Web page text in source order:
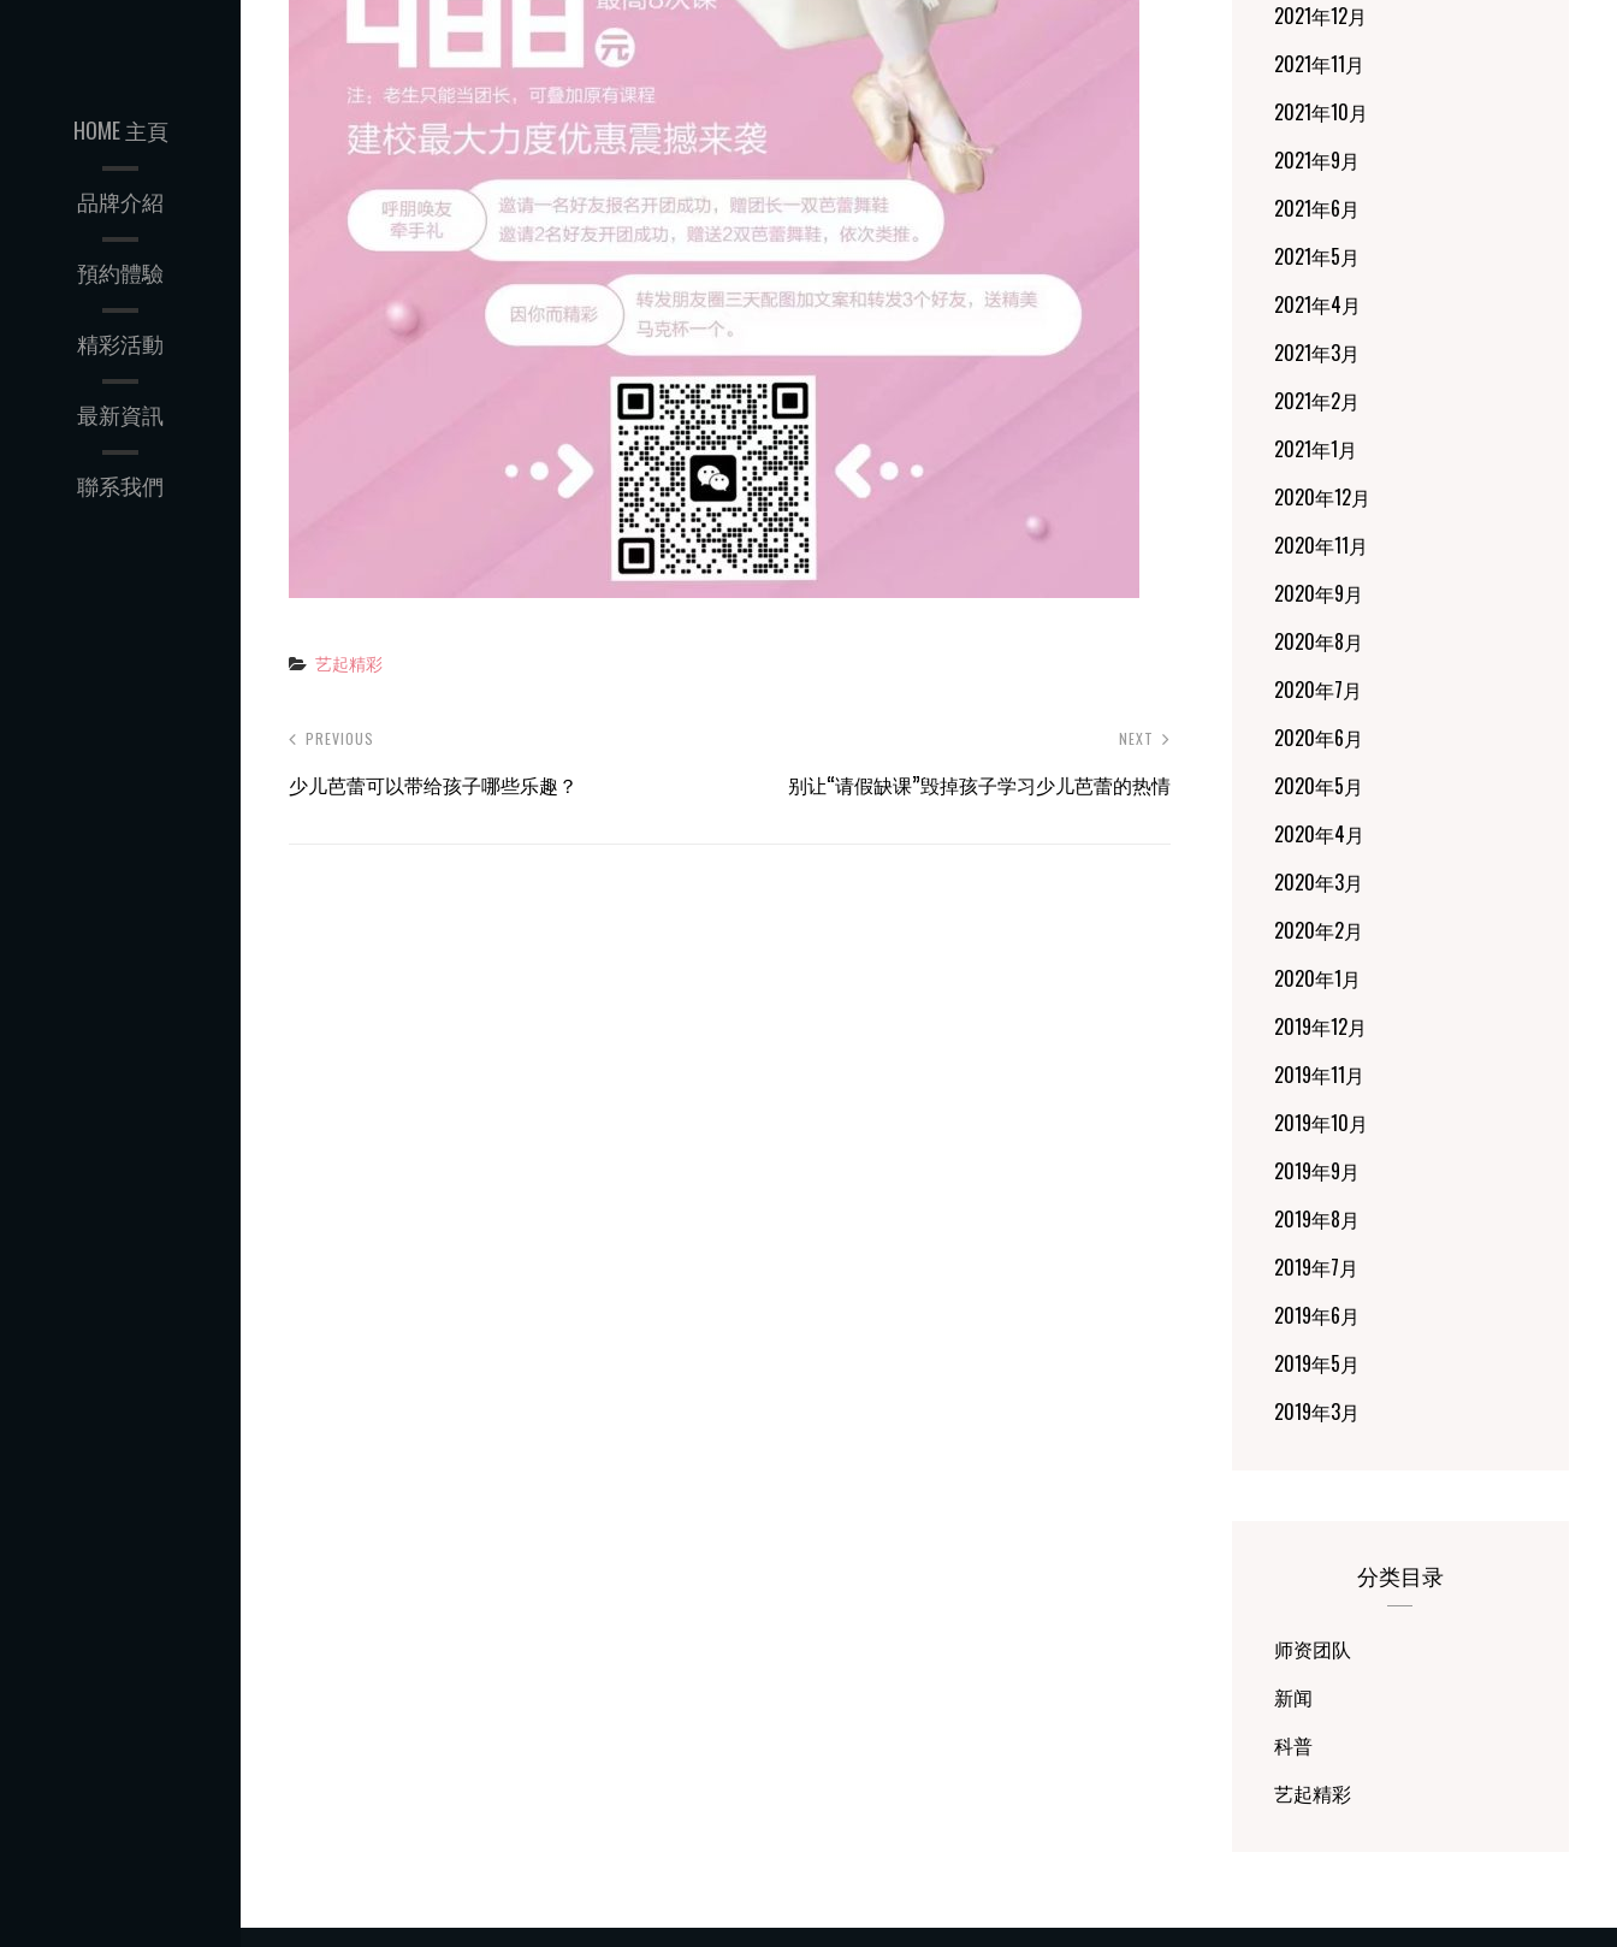
HOME 主頁
品牌介紹
預約體驗
精彩活動
最新資訊
聯系我們
Categories
艺起精彩
PREVIOUS
少儿芭蕾可以带给孩子哪些乐趣？
NEXT
别让“请假缺课”毁掉孩子学习少儿芭蕾的热情
2021年12月
2021年11月
2021年10月
2021年9月
2021年6月
2021年5月
2021年4月
2021年3月
2021年2月
2021年1月
2020年12月
2020年11月
2020年9月
2020年8月
2020年7月
2020年6月
2020年5月
2020年4月
2020年3月
2020年2月
2020年1月
2019年12月
2019年11月
2019年10月
2019年9月
2019年8月
2019年7月
2019年6月
2019年5月
2019年3月
分类目录
师资团队
新闻
科普
艺起精彩